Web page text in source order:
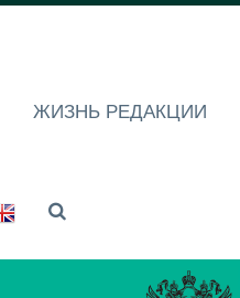
ЖИЗНЬ РЕДАКЦИИ